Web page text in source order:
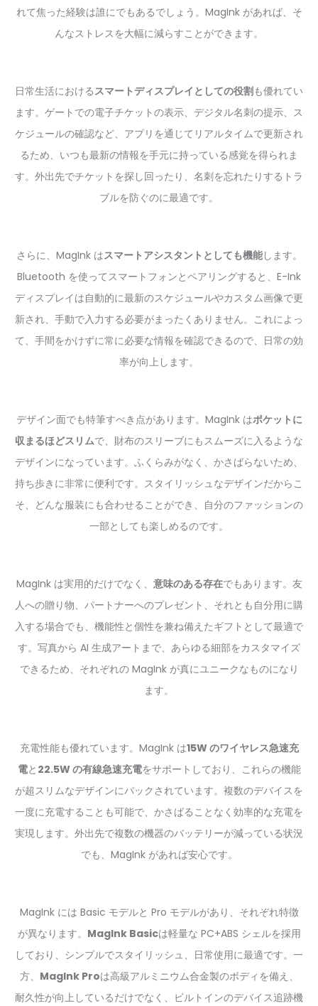
れて焦った経験は誰にでもあるでしょう。MagInk があれば、そ
んなストレスを大幅に減らすことができます。
日常生活におけるスマートディスプレイとしての役割も優れてい
ます。ゲートでの電子チケットの表示、デジタル名刺の提示、ス
ケジュールの確認など、アプリを通じてリアルタイムで更新され
るため、いつも最新の情報を手元に持っている感覚を得られま
す。外出先でチケットを探し回ったり、名刺を忘れたりするトラ
ブルを防ぐのに最適です。
さらに、MagInk はスマートアシスタントとしても機能します。
Bluetooth を使ってスマートフォンとペアリングすると、E-Ink
ディスプレイは自動的に最新のスケジュールやカスタム画像で更
新され、手動で入力する必要がまったくありません。これによっ
て、手間をかけずに常に必要な情報を確認できるので、日常の効
率が向上します。
デザイン面でも特筆すべき点があります。MagInk はポケットに
収まるほどスリムで、財布のスリーブにもスムーズに入るような
デザインになっています。ふくらみがなく、かさばらないため、
持ち歩きに非常に便利です。スタイリッシュなデザインだからこ
そ、どんな服装にも合わせることができ、自分のファッションの
一部としても楽しめるのです。
MagInk は実用的だけでなく、 意味のある存在でもあります。友
人への贈り物、パートナーへのプレゼント、それとも自分用に購
入する場合でも、機能性と個性を兼ね備えたギフトとして最適で
す。写真から AI 生成アートまで、あらゆる細部をカスタマイズ
できるため、それぞれの MagInk が真にユニークなものになり
ます。
充電性能も優れています。MagInk は15W のワイヤレス急速充
電と 22.5W の有線急速充電をサポートしており、これらの機能
が超スリムなデザインにパックされています。複数のデバイスを
一度に充電することも可能で、かさばることなく効率的な充電を
実現します。外出先で複数の機器のバッテリーが減っている状況
でも、MagInk があれば安心です。
MagInk には Basic モデルと Pro モデルがあり、それぞれ特徴
が異なります。 MagInk Basicは軽量な PC+ABS シェルを採用
しており、シンプルでスタイリッシュ、日常使用に最適です。一
方、 MagInk Proは高級アルミニウム合金製のボディを備え、
耐久性が向上しているだけでなく、ビルトインのデバイス追跡機